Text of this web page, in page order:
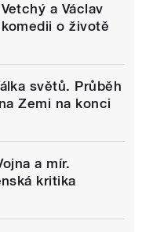
a Václav
o životě
světů. Průběh
Zemi na konci
a mír.
kritika